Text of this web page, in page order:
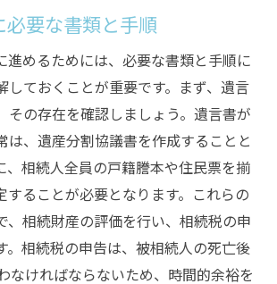
要な書類と手順
進めるためには、必要な書類と手順に
しておくことが重要です。まず、遺言
その存在を確認しましょう。遺言書が
は、遺産分割協議書を作成することと
、相続人全員の戸籍謄本や住民票を揃
することが必要となります。これらの
、相続財産の評価を行い、相続税の申
。相続税の申告は、被相続人の死亡後
なければならないため、時間的余裕を